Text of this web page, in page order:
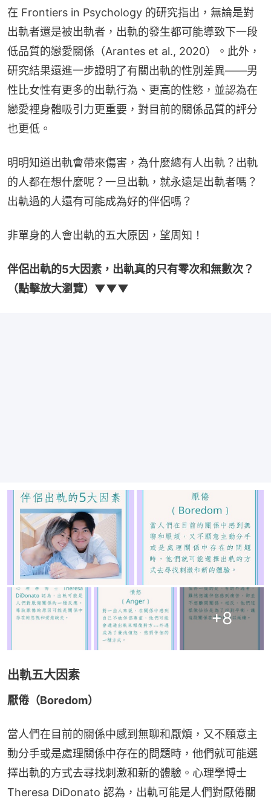
在 Frontiers in Psychology 的研究指出，無論是對
出軌者還是被出軌者，出軌的發生都可能導致下一段
低品質的戀愛關係（Arantes et al., 2020）。此外，
研究結果還進一步證明了有關出軌的性別差異——男
性比女性有更多的出軌行為、更高的性慾，並認為在
戀愛裡身體吸引力更重要，對目前的關係品質的評分
也更低。
明明知道出軌會帶來傷害，為什麼總有人出軌？出軌
的人都在想什麼呢？一旦出軌，就永遠是出軌者嗎？
出軌過的人還有可能成為好的伴侶嗎？
非單身的人會出軌的五大原因，望周知！
伴侶出軌的5大因素，出軌真的只有零次和無數次？
（點擊放大瀏覽）▼▼▼
+8
出軌五大因素
厭倦（Boredom）
當人們在目前的關係中感到無聊和厭煩，又不願意主
動分手或是處理關係中存在的問題時，他們就可能選
擇出軌的方式去尋找刺激和新的體驗。心理學博士
Theresa DiDonato 認為，出軌可能是人們對厭倦關